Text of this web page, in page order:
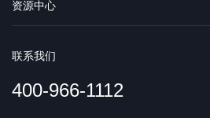
资源中心
联系我们
400-966-1112